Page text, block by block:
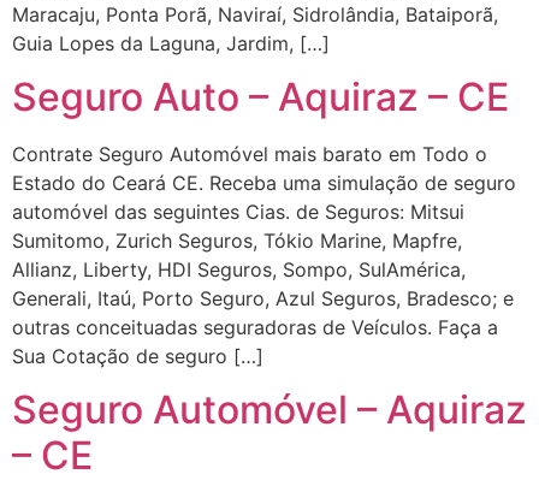
Maracaju, Ponta Porã, Naviraí, Sidrolândia, Bataiporã,
Guia Lopes da Laguna, Jardim, […]
Seguro Auto – Aquiraz – CE
Contrate Seguro Automóvel mais barato em Todo o
Estado do Ceará CE. Receba uma simulação de seguro
automóvel das seguintes Cias. de Seguros: Mitsui
Sumitomo, Zurich Seguros, Tókio Marine, Mapfre,
Allianz, Liberty, HDI Seguros, Sompo, SulAmérica,
Generali, Itaú, Porto Seguro, Azul Seguros, Bradesco; e
outras conceituadas seguradoras de Veículos. Faça a
Sua Cotação de seguro […]
Seguro Automóvel – Aquiraz
– CE